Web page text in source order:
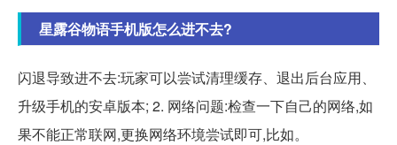
星露谷物语手机版怎么进不去?
闪退导致进不去:玩家可以尝试清理缓存、退出后台应用、
升级手机的安卓版本; 2. 网络问题:检查一下自己的网络,如
果不能正常联网,更换网络环境尝试即可,比如。